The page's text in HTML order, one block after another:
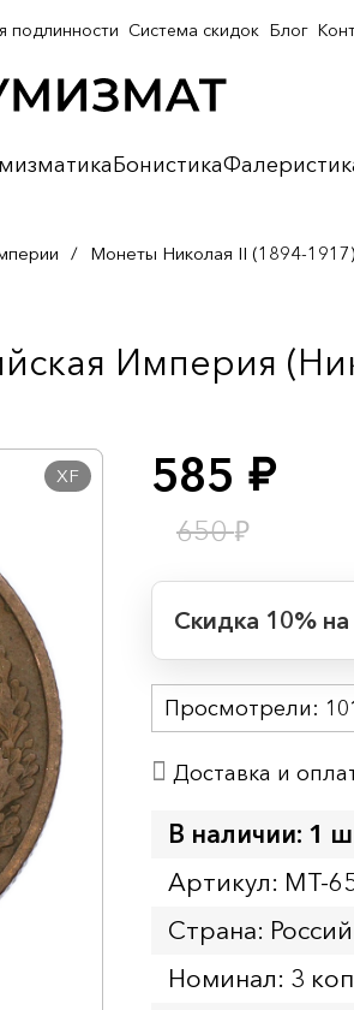
Бонистика
подлинности Система скидок Блог
/ Монеты Николая II (1894-1917)
Империя
XF 585 руб.
650₽
Скидка 10%
Начало:
Окончание:
Просмотрели:
Доставка и
В наличии: 1
Артикул: MT-
Страна:
Номинал: 3